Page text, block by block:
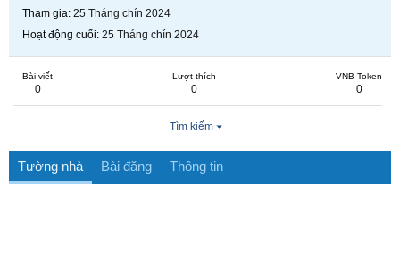
Tham gia 25 Tháng chín 2024
Hoạt động cuối 25 Tháng chín 2024
Bài viết
0
Lượt thích
0
VNB Token
0
Tìm kiếm
Tường nhà Bài đăng Thông tin